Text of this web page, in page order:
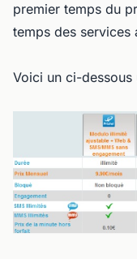
premier temps du
temps des services
Voici un ci-